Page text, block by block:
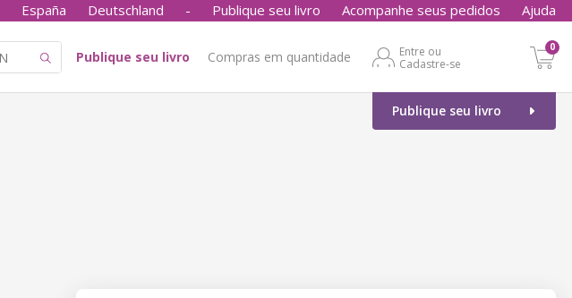
España Deutschland - Publique seu livro Acompanhe seus pedidos Ajuda
Publique seu livro Compras em quantidade
Entre ou
Cadastre-se
0
Publique seu livro